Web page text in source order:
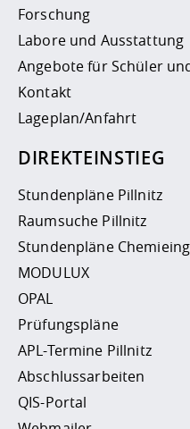
Forschung
Labore und Ausstattung
Angebote für Schüler
Kontakt
Lageplan/Anfahrt
DIREKTEINSTIEG
Stundenpläne Pillnitz
Raumsuche Pillnitz
Stundenpläne
MODULUX
OPAL
Prüfungspläne
APL-Termine Pillnitz
Abschlussarbeiten
QIS-Portal